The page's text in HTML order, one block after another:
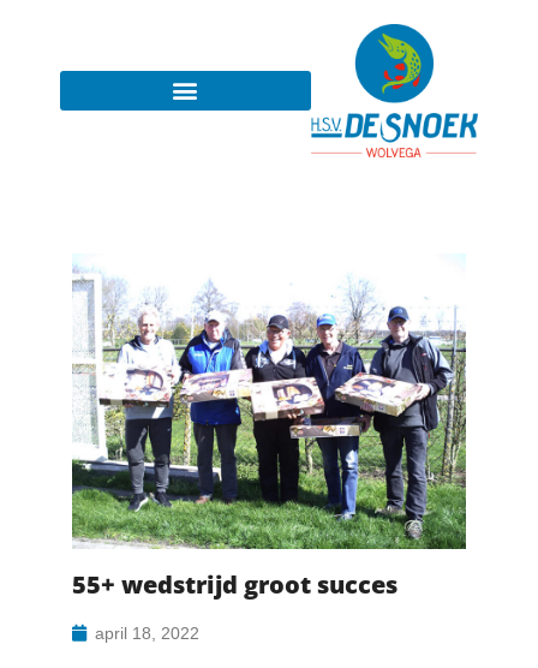
55+ wedstrijd groot succes
april 18, 2022